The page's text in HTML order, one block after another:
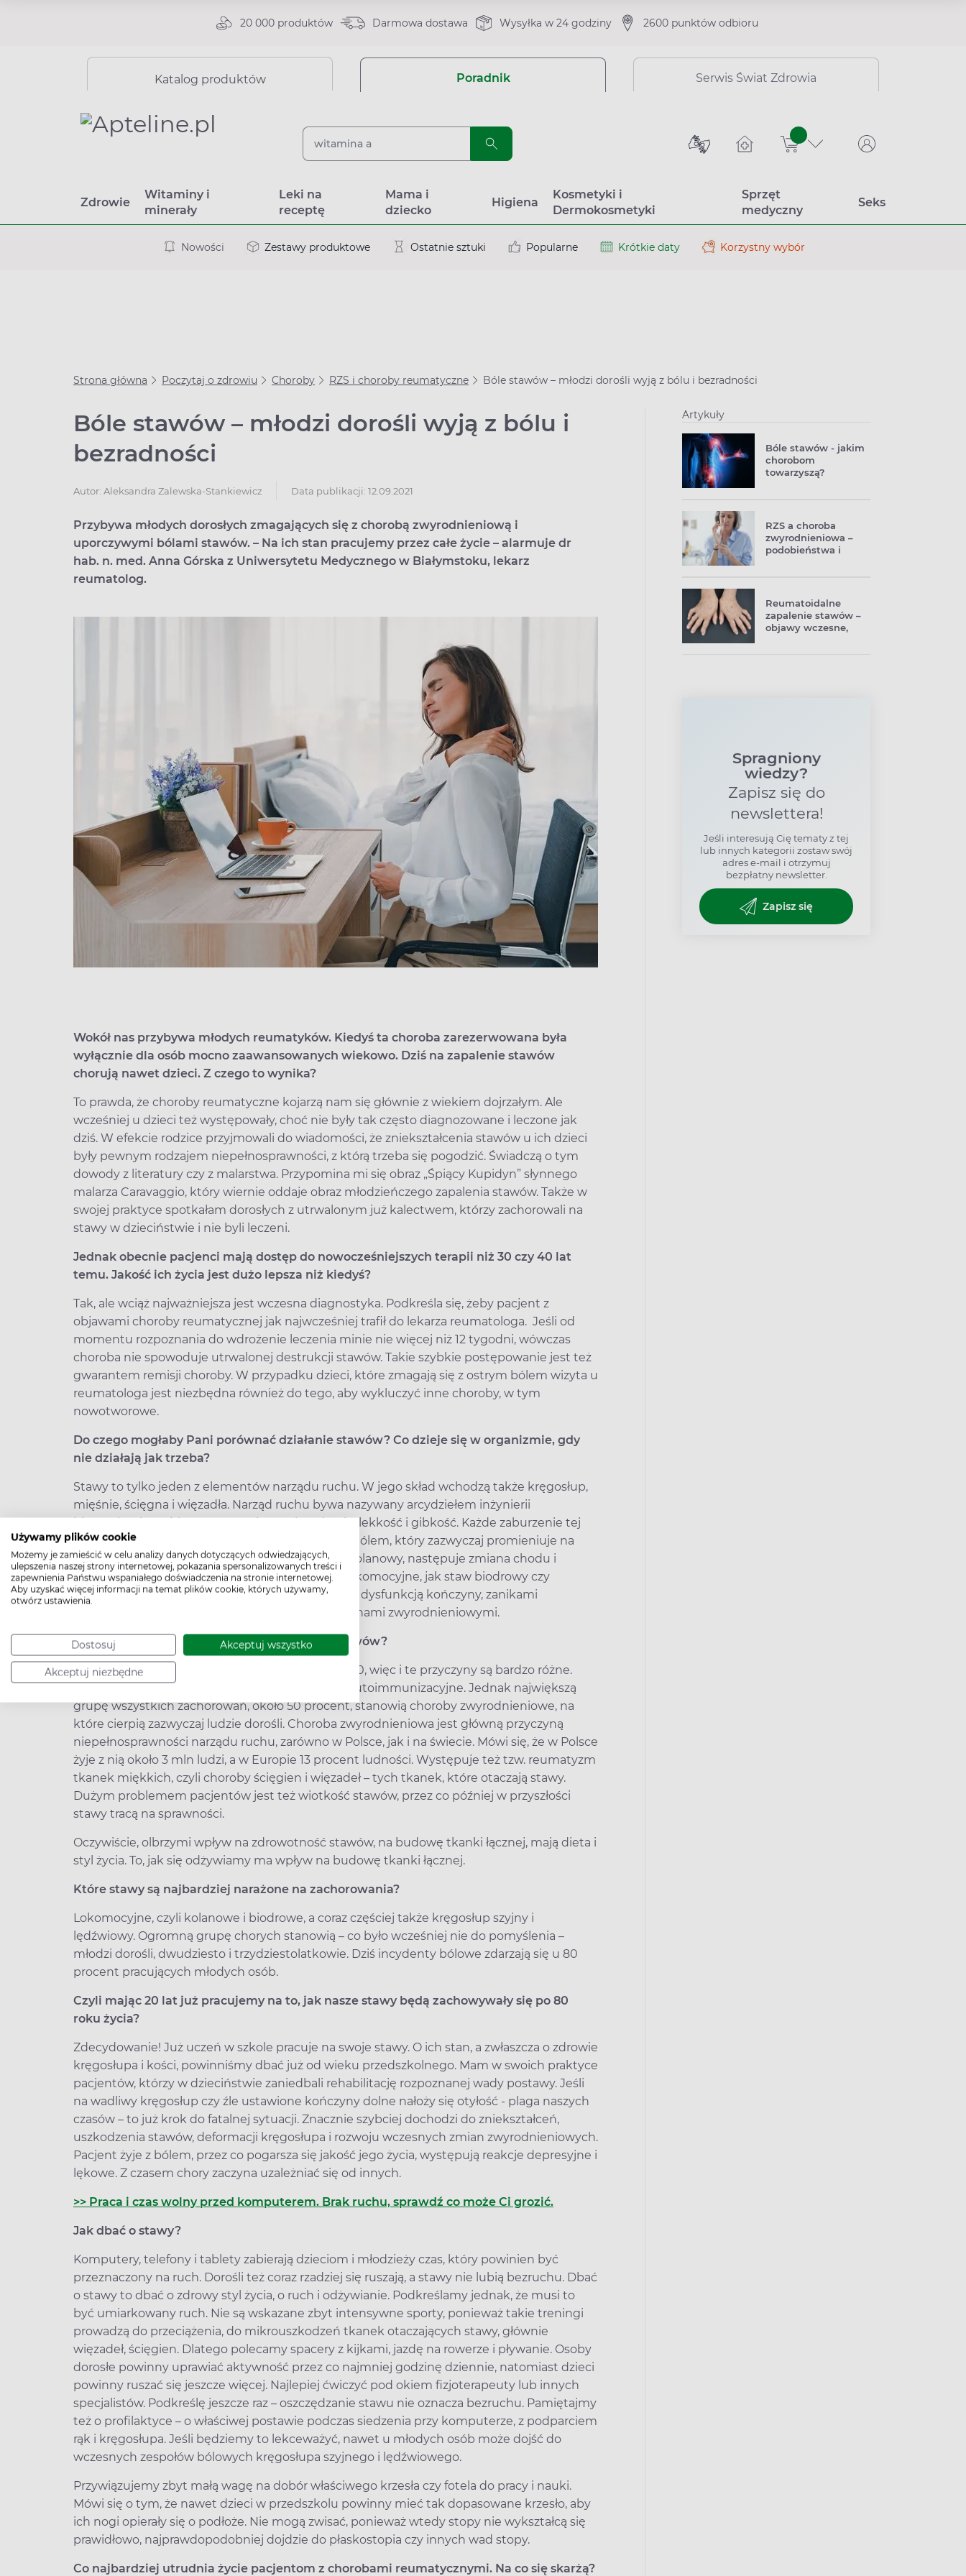
Używamy plików cookie
Możemy je zamieścić w celu analizy danych dotyczących odwiedzających,
ulepszenia naszej strony internetowej, pokazania spersonalizowanych treści i
zapewnienia Państwu wspaniałego doświadczenia na stronie internetowej.
Aby uzyskać więcej informacji na temat plików cookie, których używamy,
otwórz ustawienia.
Dostosuj Akceptuj wszystko
Akceptuj niezbędne
20 000 produktów Darmowa dostawa Wysyłka w 24 godziny 2600 punktów odbioru
Katalog produktów Poradnik Serwis Świat Zdrowia
sztuk
Zdrowie
Witaminy i
minerały
Leki na
receptę
Mama i
dziecko
Higiena
Kosmetyki i
Dermokosmetyki
Sprzęt
medyczny
Seks
Nowości Zestawy produktowe Ostatnie sztuki Popularne Krótkie daty Korzystny wybór
Strona główna Poczytaj o zdrowiu Choroby RZS i choroby reumatyczne Bóle stawów – młodzi dorośli wyją z bólu i bezradności
Bóle stawów – młodzi dorośli wyją z bólu i
bezradności
Autor: Aleksandra Zalewska-Stankiewicz Data publikacji: 12.09.2021
Przybywa młodych dorosłych zmagających się z chorobą zwyrodnieniową i
uporczywymi bólami stawów. – Na ich stan pracujemy przez całe życie – alarmuje dr
hab. n. med. Anna Górska z Uniwersytetu Medycznego w Białymstoku, lekarz
reumatolog.
Wokół nas przybywa młodych reumatyków. Kiedyś ta choroba zarezerwowana była
wyłącznie dla osób mocno zaawansowanych wiekowo. Dziś na zapalenie stawów
chorują nawet dzieci. Z czego to wynika?
To prawda, że choroby reumatyczne kojarzą nam się głównie z wiekiem dojrzałym. Ale
wcześniej u dzieci też występowały, choć nie były tak często diagnozowane i leczone jak
dziś. W efekcie rodzice przyjmowali do wiadomości, że zniekształcenia stawów u ich dzieci
były pewnym rodzajem niepełnosprawności, z którą trzeba się pogodzić. Świadczą o tym
dowody z literatury czy z malarstwa. Przypomina mi się obraz „Śpiący Kupidyn” słynnego
malarza Caravaggio, który wiernie oddaje obraz młodzieńczego zapalenia stawów. Także w
swojej praktyce spotkałam dorosłych z utrwalonym już kalectwem, którzy zachorowali na
stawy w dzieciństwie i nie byli leczeni.
Jednak obecnie pacjenci mają dostęp do nowocześniejszych terapii niż 30 czy 40 lat
temu. Jakość ich życia jest dużo lepsza niż kiedyś?
Tak, ale wciąż najważniejsza jest wczesna diagnostyka. Podkreśla się, żeby pacjent z
objawami choroby reumatycznej jak najwcześniej trafił do lekarza reumatologa. Jeśli od
momentu rozpoznania do wdrożenie leczenia minie nie więcej niż 12 tygodni, wówczas
choroba nie spowoduje utrwalonej destrukcji stawów. Takie szybkie postępowanie jest też
gwarantem remisji choroby. W przypadku dzieci, które zmagają się z ostrym bólem wizyta u
reumatologa jest niezbędna również do tego, aby wykluczyć inne choroby, w tym
nowotworowe.
Do czego mogłaby Pani porównać działanie stawów? Co dzieje się w organizmie, gdy
nie działają jak trzeba?
Stawy to tylko jeden z elementów narządu ruchu. W jego skład wchodzą także kręgosłup,
mięśnie, ścięgna i więzadła. Narząd ruchu bywa nazywany arcydziełem inżynierii
biomechanicznej, który zapewnia synchronizację, lekkość i gibkość. Każde zaburzenie tej
szkieletowo – mięśniowej harmonii przejawia się bólem, który zazwyczaj promieniuje na
pozostałe części ciała. Na przykład jeśli boli staw kolanowy, następuje zmiana chodu i
dochodzi do nacisków na inne stawy, w tym na lokomocyjne, jak staw biodrowy czy
kręgosłup. A z kolei przedłużający się ból skutkuje dysfunkcją kończyny, zanikami
mięśniowymi, a w konsekwencji wczesnymi zmianami zwyrodnieniowymi.
Co w głównej mierze jest przyczyną chorób stawów?
Według klasyfikacji chorób stawów jest ponad 200, więc i te przyczyny są bardzo różne.
Choroby zapalne są wywoływane przez procesy autoimmunizacyjne. Jednak największą
grupę wszystkich zachorowań, około 50 procent, stanowią choroby zwyrodnieniowe, na
które cierpią zazwyczaj ludzie dorośli. Choroba zwyrodnieniowa jest główną przyczyną
niepełnosprawności narządu ruchu, zarówno w Polsce, jak i na świecie. Mówi się, że w Polsce
żyje z nią około 3 mln ludzi, a w Europie 13 procent ludności. Występuje też tzw. reumatyzm
tkanek miękkich, czyli choroby ścięgien i więzadeł – tych tkanek, które otaczają stawy.
Dużym problemem pacjentów jest też wiotkość stawów, przez co później w przyszłości
stawy tracą na sprawności.
Oczywiście, olbrzymi wpływ na zdrowotność stawów, na budowę tkanki łącznej, mają dieta i
styl życia. To, jak się odżywiamy ma wpływ na budowę tkanki łącznej.
Które stawy są najbardziej narażone na zachorowania?
Lokomocyjne, czyli kolanowe i biodrowe, a coraz częściej także kręgosłup szyjny i
lędźwiowy. Ogromną grupę chorych stanowią – co było wcześniej nie do pomyślenia –
młodzi dorośli, dwudziesto i trzydziestolatkowie. Dziś incydenty bólowe zdarzają się u 80
procent pracujących młodych osób.
Czyli mając 20 lat już pracujemy na to, jak nasze stawy będą zachowywały się po 80
roku życia?
Zdecydowanie! Już uczeń w szkole pracuje na swoje stawy. O ich stan, a zwłaszcza o zdrowie
kręgosłupa i kości, powinniśmy dbać już od wieku przedszkolnego. Mam w swoich praktyce
pacjentów, którzy w dzieciństwie zaniedbali rehabilitację rozpoznanej wady postawy. Jeśli
na wadliwy kręgosłup czy źle ustawione kończyny dolne nałoży się otyłość - plaga naszych
czasów – to już krok do fatalnej sytuacji. Znacznie szybciej dochodzi do zniekształceń,
uszkodzenia stawów, deformacji kręgosłupa i rozwoju wczesnych zmian zwyrodnieniowych.
Pacjent żyje z bólem, przez co pogarsza się jakość jego życia, występują reakcje depresyjne i
lękowe. Z czasem chory zaczyna uzależniać się od innych.
>> Praca i czas wolny przed komputerem. Brak ruchu, sprawdź co może Ci grozić.
Jak dbać o stawy?
Komputery, telefony i tablety zabierają dzieciom i młodzieży czas, który powinien być
przeznaczony na ruch. Dorośli też coraz rzadziej się ruszają, a stawy nie lubią bezruchu. Dbać
o stawy to dbać o zdrowy styl życia, o ruch i odżywianie. Podkreślamy jednak, że musi to
być umiarkowany ruch. Nie są wskazane zbyt intensywne sporty, ponieważ takie treningi
prowadzą do przeciążenia, do mikrouszkodzeń tkanek otaczających stawy, głównie
więzadeł, ścięgien. Dlatego polecamy spacery z kijkami, jazdę na rowerze i pływanie. Osoby
dorosłe powinny uprawiać aktywność przez co najmniej godzinę dziennie, natomiast dzieci
powinny ruszać się jeszcze więcej. Najlepiej ćwiczyć pod okiem fizjoterapeuty lub innych
specjalistów. Podkreślę jeszcze raz – oszczędzanie stawu nie oznacza bezruchu. Pamiętajmy
też o profilaktyce – o właściwej postawie podczas siedzenia przy komputerze, z podparciem
rąk i kręgosłupa. Jeśli będziemy to lekceważyć, nawet u młodych osób może dojść do
wczesnych zespołów bólowych kręgosłupa szyjnego i lędźwiowego.
Przywiązujemy zbyt małą wagę na dobór właściwego krzesła czy fotela do pracy i nauki.
Mówi się o tym, że nawet dzieci w przedszkolu powinny mieć tak dopasowane krzesło, aby
ich nogi opierały się o podłoże. Nie mogą zwisać, ponieważ wtedy stopy nie wykształcą się
prawidłowo, najprawdopodobniej dojdzie do płaskostopia czy innych wad stopy.
Co najbardziej utrudnia życie pacjentom z chorobami reumatycznymi. Na co się skarżą?
Artykuły
Bóle stawów - jakim
chorobom
towarzyszą?
RZS a choroba
zwyrodnieniowa –
podobieństwa i
Reumatoidalne
zapalenie stawów –
objawy wczesne,
Spragniony
wiedzy?
Zapisz się do
newslettera!
Jeśli interesują Cię tematy z tej
lub innych kategorii zostaw swój
adres e-mail i otrzymuj
bezpłatny newsletter.
Zapisz się